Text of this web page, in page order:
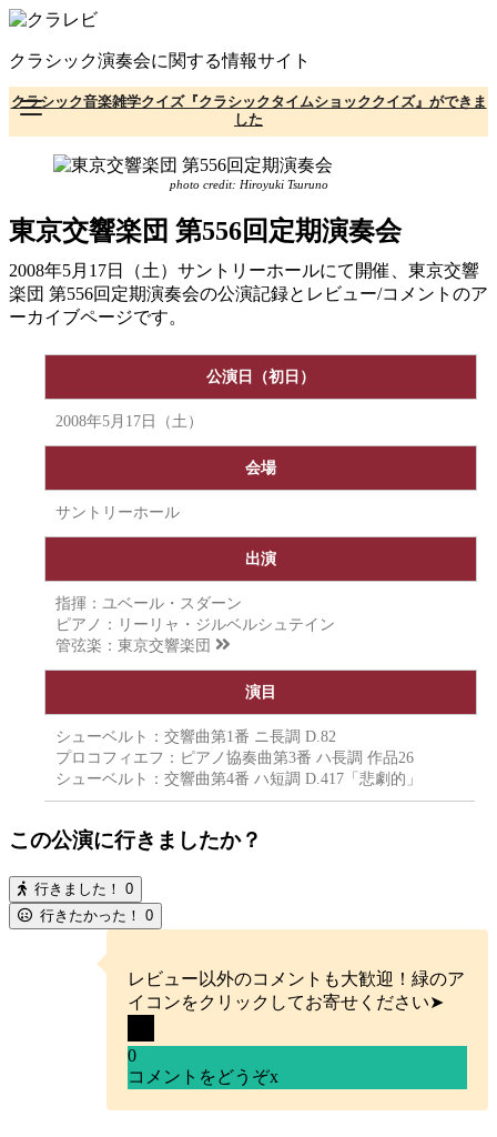
コ
テ
ン
ツ
へ
クラシック演奏会に関する情報サイト
クラシック音楽雑学クイズ『クラシックタイムショッククイズ』ができま
した
photo credit: Hiroyuki Tsuruno
東京交響楽団 第556回定期演奏会
2008年5月17日（土）サントリーホールにて開催、東京交響
楽団 第556回定期演奏会の公演記録とレビュー/コメントのア
ーカイブページです。
公演日（初日）
2008年5月17日（土）
会場
サントリーホール
出演
指揮：ユベール・スダーン
ピアノ：リーリャ・ジルベルシュテイン
管弦楽： 東京交響楽団
演目
シューベルト：交響曲第1番 ニ長調 D.82
プロコフィエフ：ピアノ協奏曲第3番 ハ長調 作品26
シューベルト：交響曲第4番 ハ短調 D.417「悲劇的」
この公演に行きましたか？
行きました！ 0
行きたかった！ 0
レビュー以外のコメントも大歓迎！緑のア
イコンをクリックしてお寄せください➤
0
コメントをどうぞx